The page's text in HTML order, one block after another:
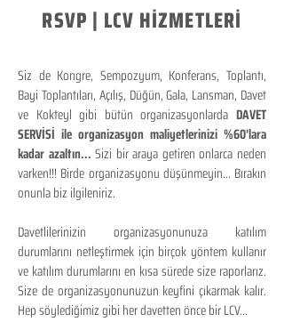
RSVP | LCV HİZMETLERİ
Siz de Kongre, Sempozyum, Konferans, Toplantı,
Bayi Toplantıları, Açılış, Düğün, Gala, Lansman, Davet
ve Kokteyl gibi bütün organizasyonlarda DAVET
SERVİSİ ile organizasyon maliyetlerinizi %60'lara
kadar azaltın...Sizi bir araya getiren onlarca neden
varken!!! Birde organizasyonu düşünmeyin... Bırakın
onunla biz ilgileniriz.
Davetlilerinizin organizasyonunuza katılım
durumlarını netleştirmek için birçok yöntem kullanır
ve katılım durumlarını en kısa sürede size raporlarız.
Size de organizasyonunuzun keyfini çıkarmak kalır.
Hep söylediğimiz gibi her davetten önce bir LCV...